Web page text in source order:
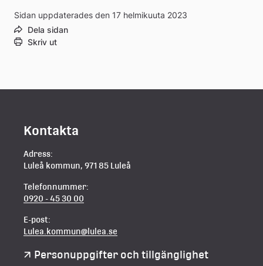
Sidan uppdaterades den 17 helmikuuta 2023
Dela sidan
Skriv ut
Kontakta
Adress:
Luleå kommun, 971 85 Luleå
Telefonnummer:
0920 - 45 30 00
E-post:
Lulea.kommun@lulea.se
Personuppgifter och tillgänglighet